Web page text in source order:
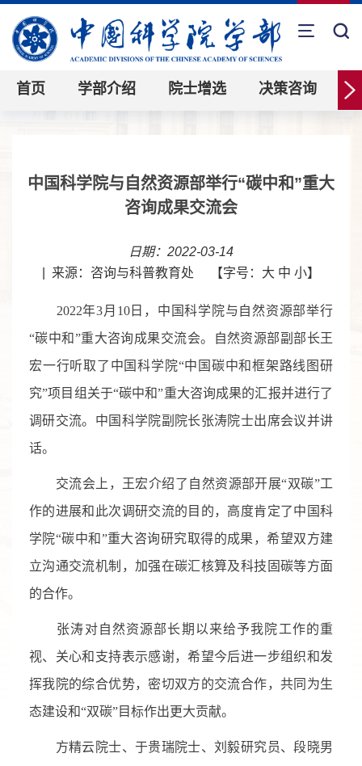
首页 学部介绍 院士增选 决策咨询
中国科学院与自然资源部举行“碳中和”重大
咨询成果交流会
日期：2022-03-14
来源：咨询与科普教育处 【字号： 大 中 小】
2022年3月 10日，中国科学院与自然资源部举行
“碳中和”重大咨询成果交流会。自然资源部副部长王
宏一行听取了中国科学院“中国碳中和框架路线图研
究”项目组关于“碳中和”重大咨询成果的汇报并进行了
调研交流。中国科学院副院长张涛院士出席会议并讲
话。
交流会上，王宏介绍了自然资源部开展“双碳”工
作的进展和此次调研交流的目的，高度肯定了中国科
学院“碳中和”重大咨询研究取得的成果，希望双方建
立沟通交流机制，加强在碳汇核算及科技固碳等方面
的合作。
张涛对自然资源部长期以来给予我院工作的重
视、关心和支持表示感谢，希望今后进一步组织和发
挥我院的综合优势，密切双方的交流合作，共同为生
态建设和“双碳”目标作出更大贡献。
方精云院士、于贵瑞院士、刘毅研究员、段晓男